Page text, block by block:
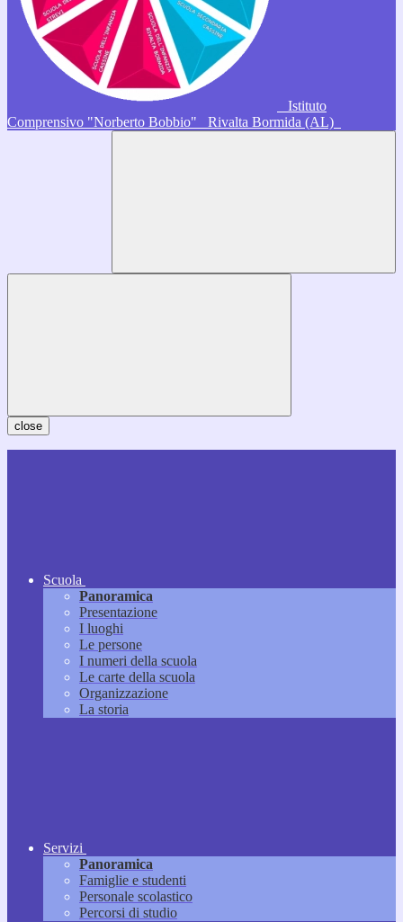
Istituto
Comprensivo "Norberto Bobbio"
Rivalta Bormida (AL)
close
Scuola
Panoramica
Presentazione
I luoghi
Le persone
I numeri della scuola
Le carte della scuola
Organizzazione
La storia
Servizi
Panoramica
Famiglie e studenti
Personale scolastico
Percorsi di studio